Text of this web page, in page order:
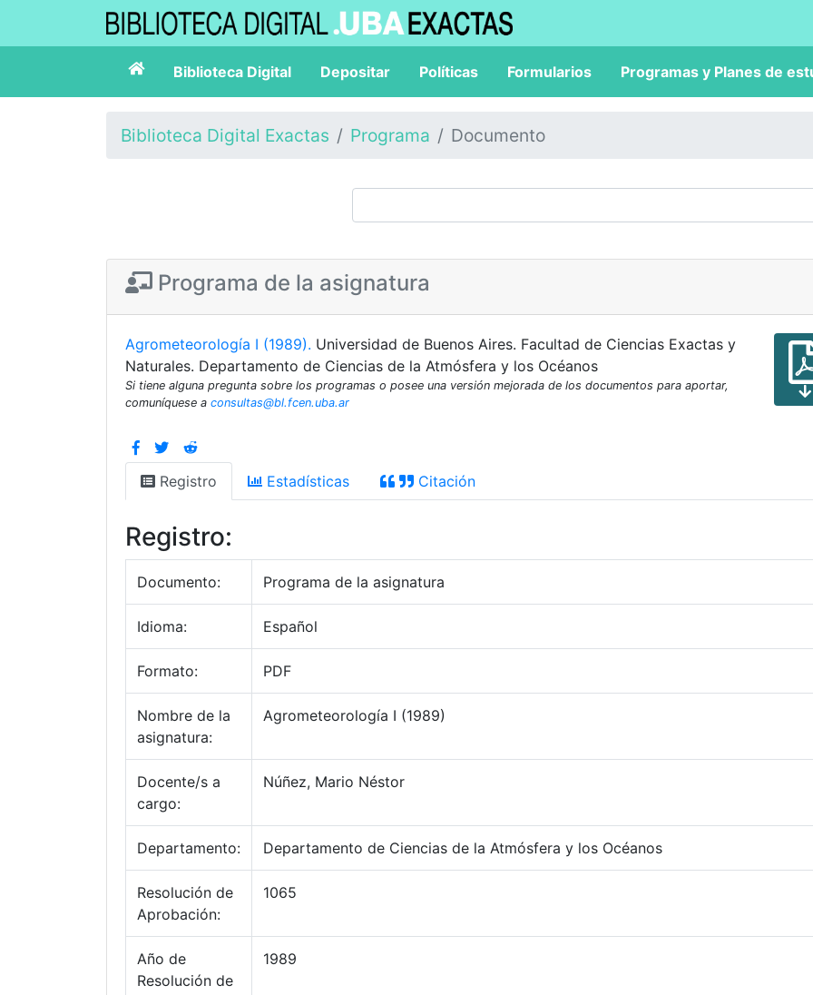
Biblioteca Digital Depositar Políticas Formularios Programas y Planes de
Biblioteca Digital Exactas Programa Documento
Programa de la asignatura
Agrometeorología I (1989). Universidad de Buenos Aires. Facultad de Ciencias Exactas y
Naturales. Departamento de Ciencias de la Atmósfera y los Océanos
Si tiene alguna pregunta sobre los programas o posee una versión mejorada de los documentos para aportar,
comuníquese a consultas@bl.fcen.uba.ar
Registro Estadísticas Citación
Registro:
Documento: Programa de la asignatura
Idioma: Español
Formato: PDF
Nombre de la
asignatura:
Agrometeorología I (1989)
Docente/s a
cargo:
Núñez, Mario Néstor
Departamento: Departamento de Ciencias de la Atmósfera y los Océanos
Resolución de
Aprobación:
1065
Año de
Resolución de
1989